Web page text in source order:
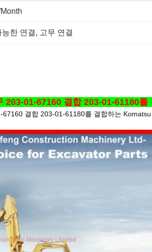
능한 연결, 고무 연결
203-01-67160 결합 203-01-61180
결합 203-01-61180를 결합하는 Komatsu